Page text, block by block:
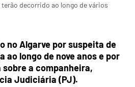
decorrido ao longo de vários
no Algarve por suspeita de
ao longo de nove anos e por
a companheira,
Judiciária (PJ).